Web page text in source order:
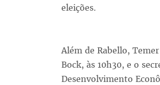
eleições.
Além de Rabello,
Bock, às 10h30, e o
Desenvolvimento